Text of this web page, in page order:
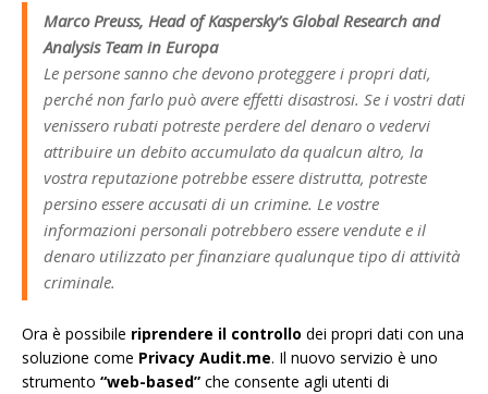
Marco Preuss, Head of Kaspersky’s Global Research and
Analysis Team in Europa
Le persone sanno che devono proteggere i propri dati,
perché non farlo può avere effetti disastrosi. Se i vostri dati
venissero rubati potreste perdere del denaro o vedervi
attribuire un debito accumulato da qualcun altro, la
vostra reputazione potrebbe essere distrutta, potreste
persino essere accusati di un crimine. Le vostre
informazioni personali potrebbero essere vendute e il
denaro utilizzato per finanziare qualunque tipo di attività
criminale.
Ora è possibile riprendere il controllo dei propri dati con una
soluzione come Privacy Audit.me. Il nuovo servizio è uno
strumento “web-based” che consente agli utenti di